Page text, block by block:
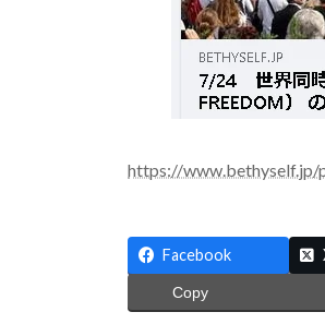
https://www.bethyself.jp/
Facebook
Copy